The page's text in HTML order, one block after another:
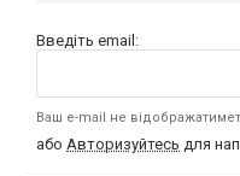
Введіть email:
Ваш e-mail не
або Авторизуйтесь для